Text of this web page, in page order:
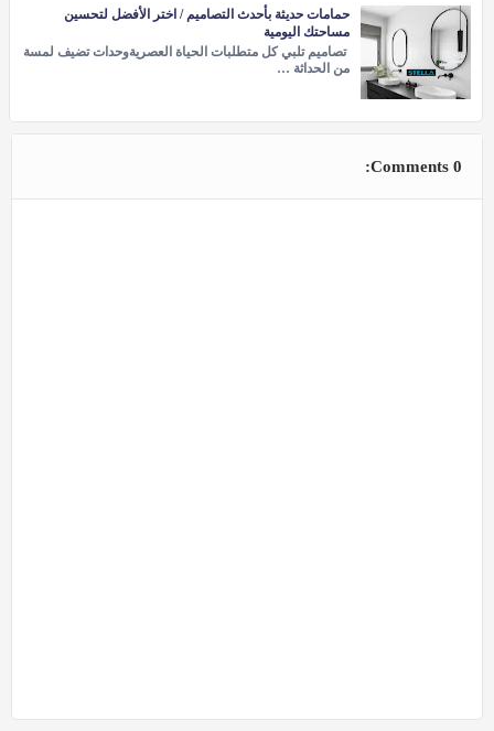
حمامات حديثة بأحدث التصاميم / اختر الأفضل لتحسين
مساحتك اليومية
تصاميم تلبي كل متطلبات الحياة العصريةوحدات تضيف لمسة
من الحداثة …
0 Comments: